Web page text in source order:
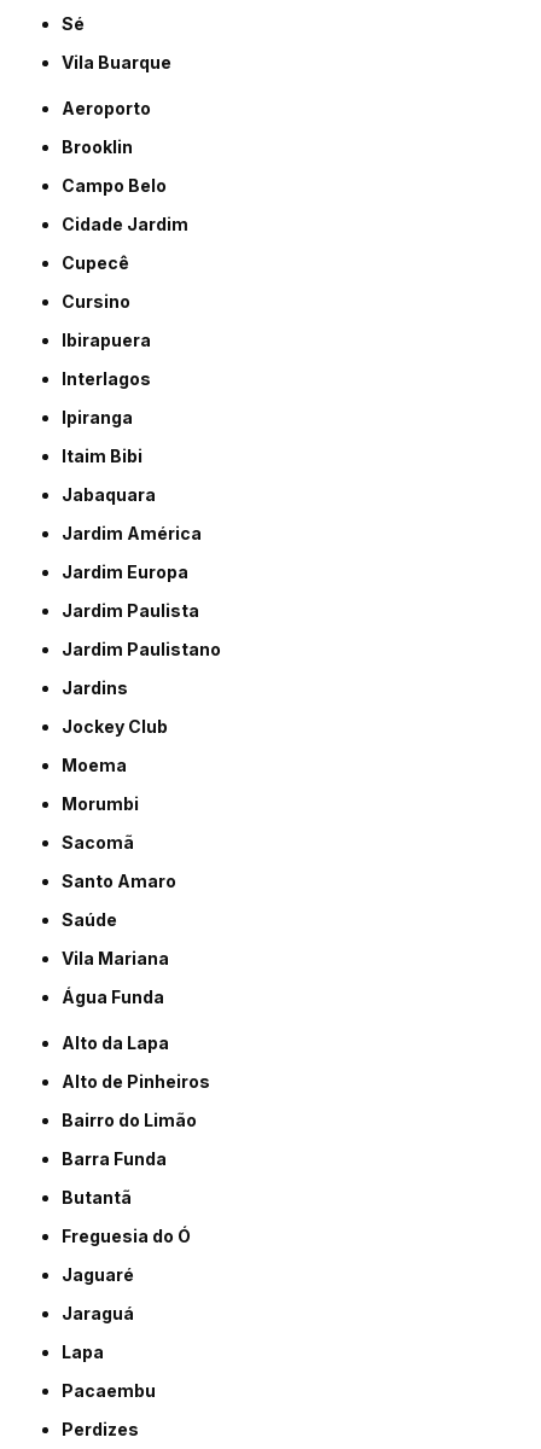
Sé
Vila Buarque
Aeroporto
Brooklin
Campo Belo
Cidade Jardim
Cupecê
Cursino
Ibirapuera
Interlagos
Ipiranga
Itaim Bibi
Jabaquara
Jardim América
Jardim Europa
Jardim Paulista
Jardim Paulistano
Jardins
Jockey Club
Moema
Morumbi
Sacomã
Santo Amaro
Saúde
Vila Mariana
Água Funda
Alto da Lapa
Alto de Pinheiros
Bairro do Limão
Barra Funda
Butantã
Freguesia do Ó
Jaguaré
Jaraguá
Lapa
Pacaembu
Perdizes